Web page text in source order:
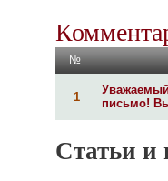
№
1
письмо!
Статьи и